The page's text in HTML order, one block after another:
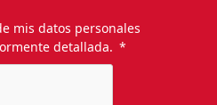
mis datos personales
detallada.